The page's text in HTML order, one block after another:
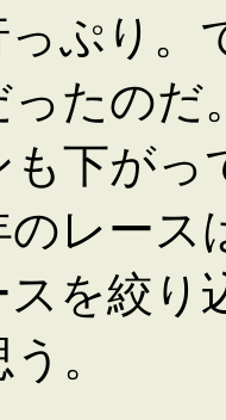
ぷり。
ったの
も下がっ
レース
を絞り
。